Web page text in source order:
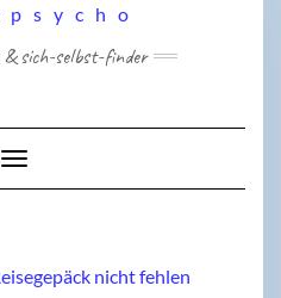
& sich-selbst-finder
Toggle Navigation